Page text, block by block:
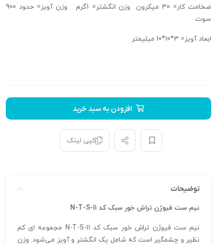
ضخامت کار= 30 میکرون وزن انگشتر= 1گرم وزن آویز= حدود 900
سوت
ابعاد آویز= 3*10*10 میلیمتر
افزودن به سبد خرید
کپی لینک
توضیحات
نیم ست فیوژن تراش خور سبک کد N-T-S-11
نیم ست فیوژن تراش خور سبک کد N-T-S-11 مجموعه‌ ای کم‌
نظیر و چشمگیر است که شامل یک انگشتر و آویز می‌شود. وزن